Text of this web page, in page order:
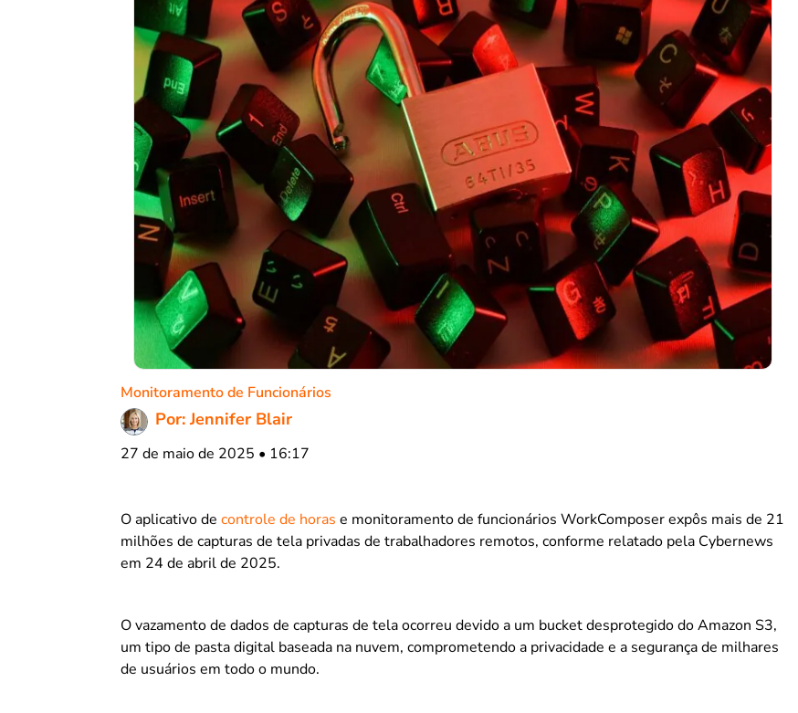
Monitoramento de Funcionários
Por: Jennifer Blair
27 de maio de 2025 • 16:17
O aplicativo de controle de horas e monitoramento de funcionários WorkComposer expôs mais de 21
milhões de capturas de tela privadas de trabalhadores remotos, conforme relatado pela Cybernews
em 24 de abril de 2025.
O vazamento de dados de capturas de tela ocorreu devido a um bucket desprotegido do Amazon S3,
um tipo de pasta digital baseada na nuvem, comprometendo a privacidade e a segurança de milhares
de usuários em todo o mundo.